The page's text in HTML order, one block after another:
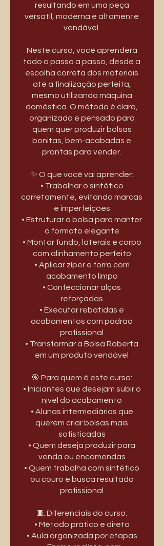
resultando em uma peça
versátil, moderna e altamente
vendável.
Neste curso, você aprenderá
todo o passo a passo, desde a
escolha correta dos materiais
até a finalização perfeita,
mesmo utilizando máquina
doméstica. O método é claro,
organizado e pensado para
quem quer produzir bolsas
bonitas, bem-acabadas e
prontas para vender.
✨ O que você vai aprender:
• Trabalhar o sintético
corretamente, evitando marcas
e imperfeições
• Estruturar a bolsa para manter
o formato elegante
• Montar fundo, laterais e corpo
com alinhamento perfeito
• Aplicar zíper e forro com
acabamento limpo
• Confeccionar alças
reforçadas
• Executar rebatidas e
acabamentos com padrão
profissional
• Transformar a Bolsa Roberta
em um produto vendável
🎯 Para quem é este curso:
• Iniciantes que desejam subir o
nível do acabamento
• Alunas intermediárias que
querem criar bolsas mais
sofisticadas
• Quem deseja produzir para
venda ou encomendas
• Quem trabalha com sintético
ou couro e busca resultado
profissional
🧵 Diferenciais do curso:
• Método prático e direto
• Aula organizada por etapas